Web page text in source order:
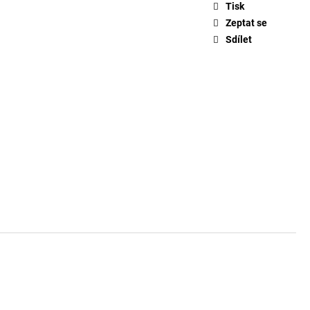
Tisk
Zeptat se
Sdílet
6116